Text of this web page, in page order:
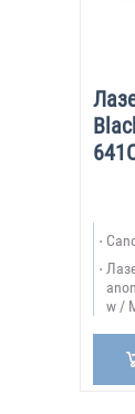
w /